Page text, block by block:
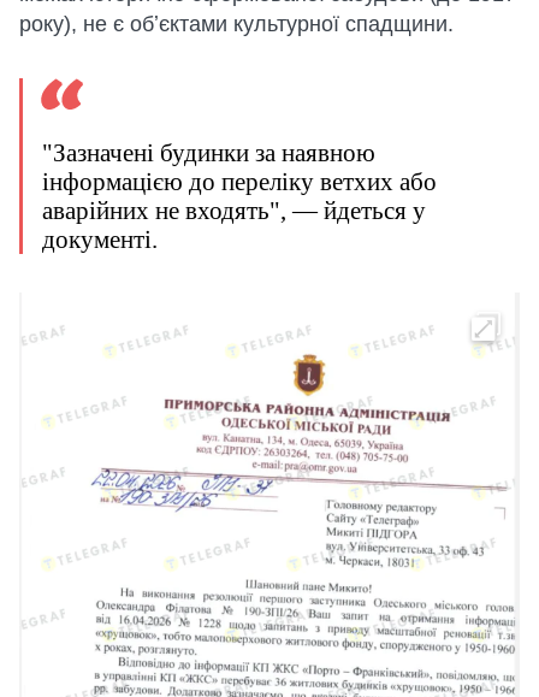
року), не є обʼєктами культурної спадщини.
"Зазначені будинки за наявною
інформацією до переліку ветхих або
аварійних не входять", — йдеться у
документі.